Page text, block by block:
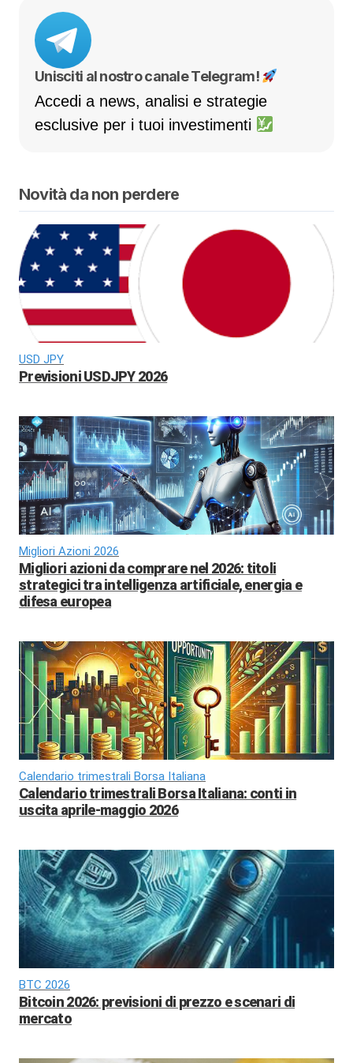
Unisciti al nostro canale Telegram!
Accedi a news, analisi e strategie
esclusive per i tuoi investimenti
Novità da non perdere
USD JPY
Previsioni USDJPY 2026
Migliori Azioni 2026
Migliori azioni da comprare nel 2026: titoli
strategici tra intelligenza artificiale, energia e
difesa europea
Calendario trimestrali Borsa Italiana
Calendario trimestrali Borsa Italiana: conti in
uscita aprile-maggio 2026
BTC 2026
Bitcoin 2026: previsioni di prezzo e scenari di
mercato